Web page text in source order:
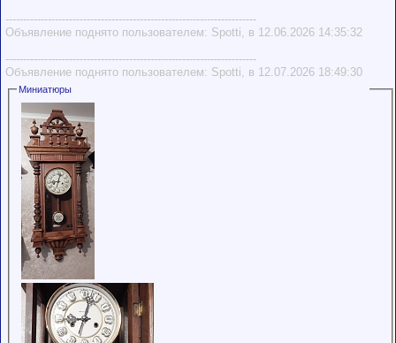
-----------------------------------------------------------------------
Объявление поднято пользователем: Spotti, в 12.06.2026 14:35:32
-----------------------------------------------------------------------
Объявление поднято пользователем: Spotti, в 12.07.2026 18:49:30
Миниатюры